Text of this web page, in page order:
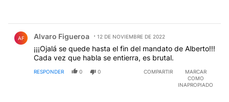
AF Alvaro Figueroa 12 DE NOVIEMBRE DE 2022
¡¡¡Ojalá se quede hasta el fin del mandato de Alberto!!!
Cada vez que habla se entierra, es brutal.
RESPONDER 0 0 COMPARTIR
MARCAR
COMO
INAPROPIADO